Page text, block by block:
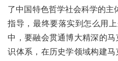
了中国特色哲学社会科学的主
指导，最终要落实到怎么用
中，要融会贯通博大精深的
识体系，在历史学领域构建